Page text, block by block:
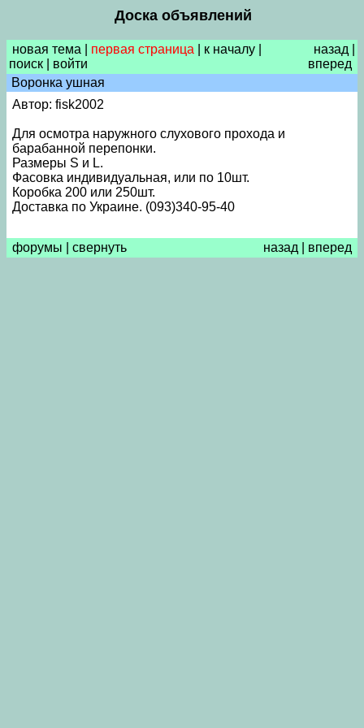
Доска объявлений
новая тема первая страница к началу
поиск
войти
назад
вперед
Воронка ушная
Автор: fisk2002
Для осмотра наружного слухового прохода и
барабанной перепонки.
Размеры S и L.
Фасовка индивидуальная, или по 10шт.
Коробка 200 или 250шт.
Доставка по Украине. (093)340-95-40
форумы свернуть назад вперед